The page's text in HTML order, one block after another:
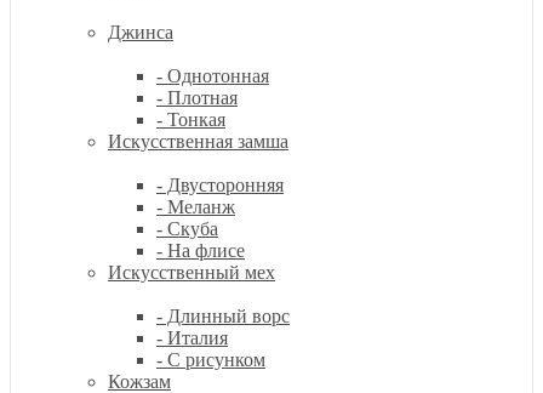
Джинса
- Однотонная
- Плотная
- Тонкая
Искусственная замша
- Двусторонняя
- Меланж
- Скуба
- На флисе
Искусственный мех
- Длинный ворс
- Италия
- С рисунком
Кожзам